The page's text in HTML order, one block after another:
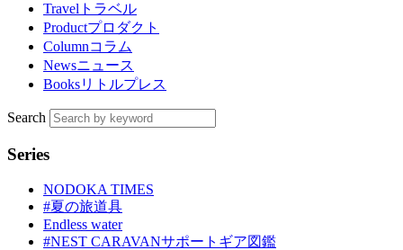
Travel トラベル
Productプロダクト
Columnコラム
Newsニュース
Booksリトルプレス
Search
Series
NODOKA TIMES
#夏の旅道具
Endless water
#NEST CARAVANサポートギア図鑑